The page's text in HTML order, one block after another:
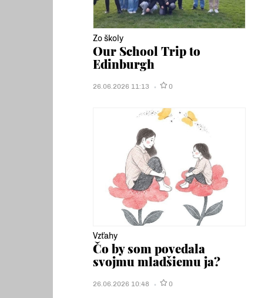
Zo školy
Our School Trip to
Edinburgh
26.06.2026 11:13 0
Vzťahy
Čo by som povedala
svojmu mladšiemu ja?
26.06.2026 10:48 0